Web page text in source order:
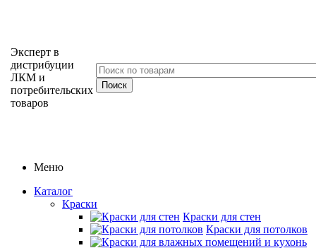
Эксперт в
дистрибуции
ЛКМ и
потребительских
товаров
Меню
Каталог
Краски
Краски для стен
Краски для потолков